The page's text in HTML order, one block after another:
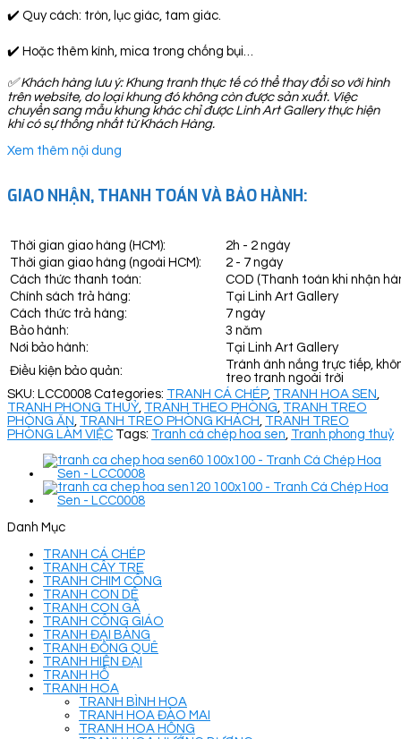
✔️ Quy cách: tròn, lục giác, tam giác.
✔️ Hoặc thêm kính, mica trong chống bụi…
✅Khách hàng lưu ý: Khung tranh thực tế có thể thay đổi so với hình
trên website, do loại khung đó không còn được sản xuất. Việc
chuyển sang mẫu khung khác chỉ được Linh Art Gallery thực hiện
khi có sự thống nhất từ Khách Hàng.
Xem thêm nội dung
GIAO NHẬN, THANH TOÁN VÀ BẢO HÀNH:
Thời gian giao hàng (HCM):
2h - 2 ngày
Thời gian giao hàng (ngoài HCM):
2 - 7 ngày
Cách thức thanh toán:
COD (Thanh toán khi nhận
Chính sách trả hàng:
Tại Linh Art Gallery
Cách thức trả hàng:
7 ngày
Bảo hành:
3 năm
Nơi bảo hành:
Tại Linh Art Gallery
Điều kiện bảo quản:
Tránh ánh nắng trực tiếp,
treo tranh ngoài trời
SKU: LCC0008 Categories: TRANH CÁ CHÉP, TRANH HOA SEN
TRANH PHONG THUỶ TRANH THEO PHÒNG TRANH TREO
PHÒNG ĂN TRANH TREO PHÒNG KHÁCH TRANH TREO
PHÒNG LÀM VIỆC Tags: Tranh cá chép hoa sen Tranh phong thuỷ
Danh Mục
TRANH CÁ CHÉP
TRANH CÂY TRE
TRANH CHIM CÔNG
TRANH CON DÊ
TRANH CON GÀ
TRANH CÔNG GIÁO
TRANH ĐẠI BÀNG
TRANH ĐỒNG QUÊ
TRANH HIỆN ĐẠI
TRANH HỔ
TRANH HOA
TRANH BÌNH HOA
TRANH HOA ĐÀO MAI
TRANH HOA HỒNG